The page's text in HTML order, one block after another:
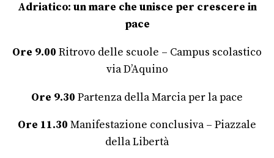
Adriatico: un mare che unisce per crescere in
pace
Ore 9.00 Ritrovo delle scuole – Campus scolastico
via D’Aquino
Ore 9.30 Partenza della Marcia per la pace
Ore 11.30 Manifestazione conclusiva – Piazzale
della Libertà